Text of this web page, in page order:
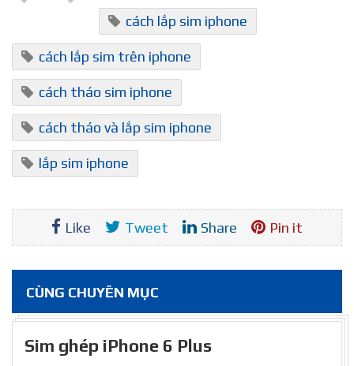
cách lắp sim iphone
cách lắp sim trên iphone
cách tháo sim iphone
cách tháo và lắp sim iphone
lắp sim iphone
Like Tweet Share Pin it
CÙNG CHUYÊN MỤC
Sim ghép iPhone 6 Plus